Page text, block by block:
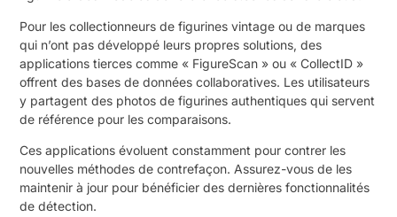
Pour les collectionneurs de figurines vintage ou de marques
qui n’ont pas développé leurs propres solutions, des
applications tierces comme « FigureScan » ou « CollectID »
offrent des bases de données collaboratives. Les utilisateurs
y partagent des photos de figurines authentiques qui servent
de référence pour les comparaisons.
Ces applications évoluent constamment pour contrer les
nouvelles méthodes de contrefaçon. Assurez-vous de les
maintenir à jour pour bénéficier des dernières fonctionnalités
de détection.